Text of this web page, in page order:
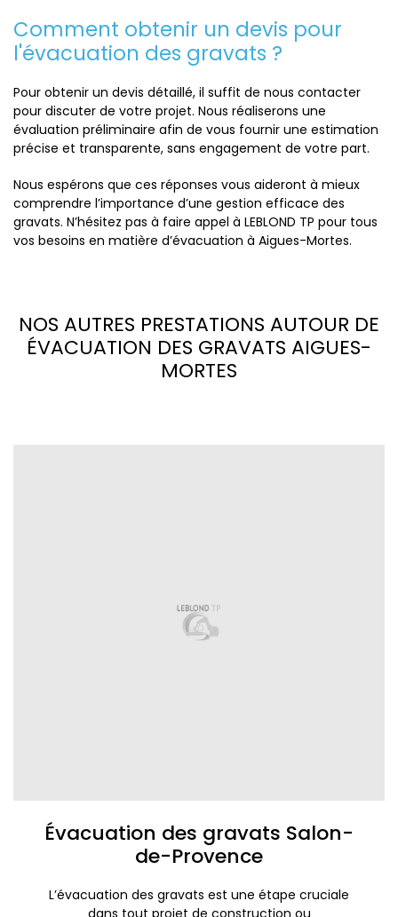
Comment obtenir un devis pour
l'évacuation des gravats ?
Pour obtenir un devis détaillé, il suffit de nous contacter
pour discuter de votre projet. Nous réaliserons une
évaluation préliminaire afin de vous fournir une estimation
précise et transparente, sans engagement de votre part.
Nous espérons que ces réponses vous aideront à mieux
comprendre l’importance d’une gestion efficace des
gravats. N’hésitez pas à faire appel à LEBLOND TP pour tous
vos besoins en matière d’évacuation à Aigues-Mortes.
NOS AUTRES PRESTATIONS AUTOUR DE
ÉVACUATION DES GRAVATS AIGUES-
MORTES
Évacuation des gravats Salon-
de-Provence
L’évacuation des gravats est une étape cruciale